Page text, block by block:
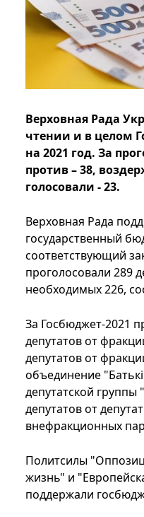
Верховная Рада
чтении и в целом
на 2021 год. За
против – 38,
голосовали - 23.
Верховная Рада
государственный
соответствующий
проголосовали 289
необходимых 226,
За Госбюджет-2021
депутатов от
депутатов от
объединение
депутатской
депутатов от
внефракционных
Политсилы
жизнь" и
поддержали